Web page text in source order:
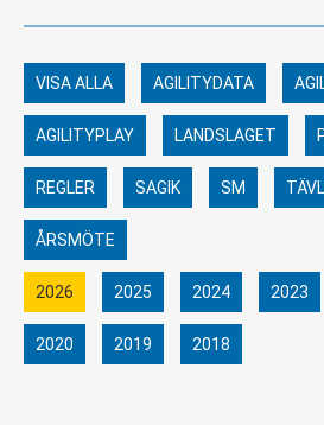
VISA ALLA AGILITYDATA
AGILITYPLAY LANDSLAGET
REGLER SAGIK SM
ÅRSMÖTE
2026 2025 2024 2023
2020 2019 2018